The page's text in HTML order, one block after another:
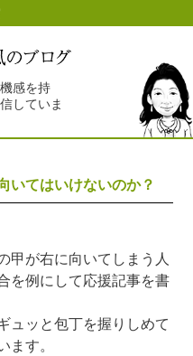
感を持
していま
いてはいけないのか？
甲が右に向いてしまう人
を例にして応援記事を書
ュッと包丁を握りしめて
ます。